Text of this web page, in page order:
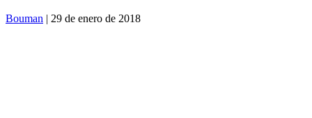
Bouman | 29 de enero de 2018